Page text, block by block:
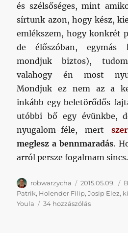
és szélsőséges, mint
sírtunk azon, hogy kész,
emlékszem, hogy konkrét
de élőszóban,
mondjuk biztos),
valahogy én most
Mondjuk ez nem az a
inkább egy beletörődős
utóbbi bő egy évünkbe,
nyugalom-féle, mert
meglesz a bennmaradás.
arról persze fogalmam
Szerző
robwarzycha Közzétéve
2015.05.09.
Patrik, Holender Filip,Josip Elez,
Youla
34 hozzászólás